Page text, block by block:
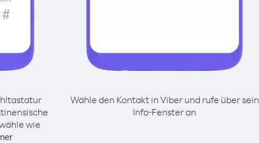
wie
Wähle den Kontakt in Viber und rufe über sein
Info-Fenster an